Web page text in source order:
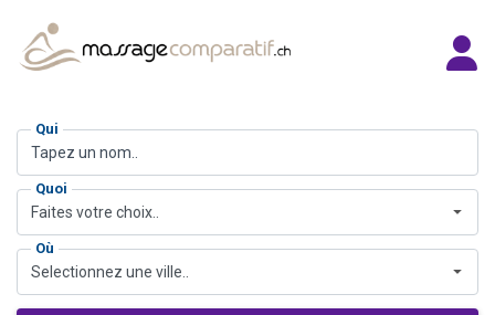
Qui
Quoi
Faites votre choix..
Où
Selectionnez une ville..